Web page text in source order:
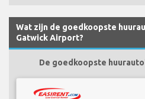
Wat zijn de goedkoopste
Gatwick Airport?
De goedkoopste